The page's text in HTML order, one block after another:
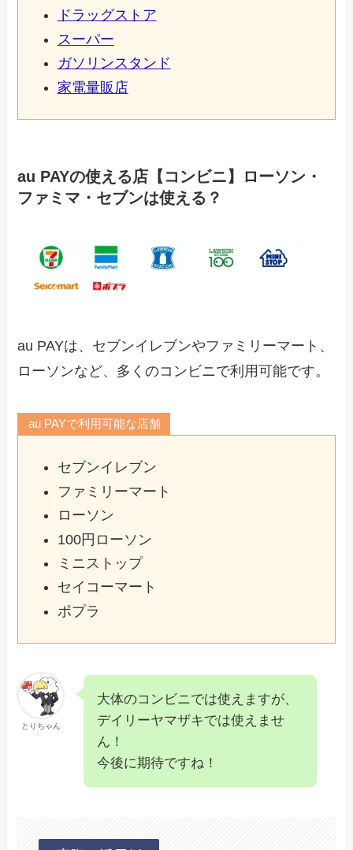
ドラッグストア
スーパー
ガソリンスタンド
家電量販店
au PAYの使える店【コンビニ】ローソン・
ファミマ・セブンは使える？
au PAYは、セブンイレブンやファミリーマート、
ローソンなど、多くのコンビニで利用可能です。
au PAYで利用可能な店舗
セブンイレブン
ファミリーマート
ローソン
100円ローソン
ミニストップ
セイコーマート
ポプラ
とりちゃん
大体のコンビニでは使えますが、
デイリーヤマザキでは使えませ
ん！
今後に期待ですね！